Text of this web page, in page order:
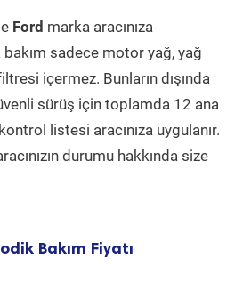
Ford marka aracınıza
bakım sadece motor yağ, yağ
içermez. Bunların dışında
sürüş için toplamda 12 ana
listesi aracınıza uygulanır.
durumu hakkında size
Bakım Fiyatı